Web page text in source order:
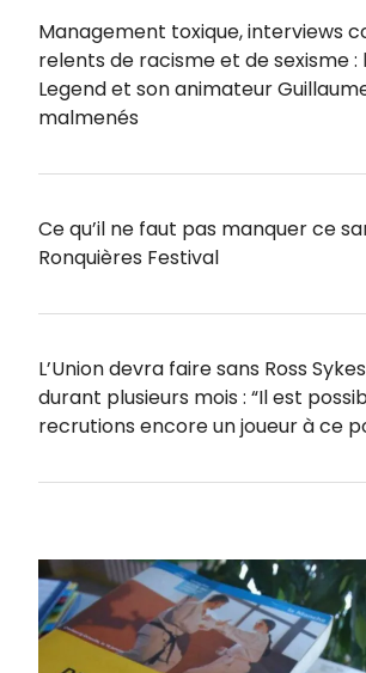
Management toxique, interviews
relents de racisme et de sexisme
Legend et son animateur
malmenés
Ce qu’il ne faut pas manquer ce
Ronquières Festival
L’Union devra faire sans Ross
durant plusieurs mois : “Il est
recrutions encore un joueur à ce